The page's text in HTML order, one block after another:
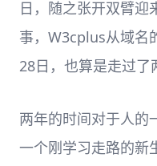
日，随之张开双臂迎
事，W3cplus从域名
28日，也算是走过了
两年的时间对于人的
一个刚学习走路的新